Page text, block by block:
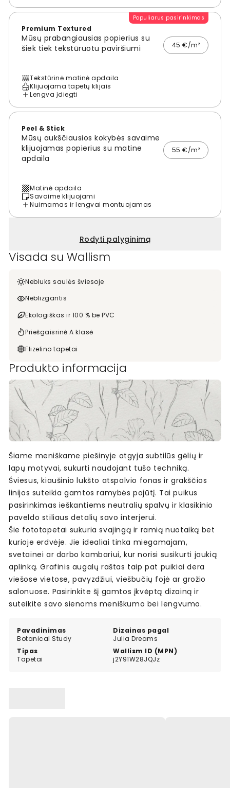
Populiarus pasirinkimas
Premium Textured
Mūsų prabangiausias popierius su
šiek tiek tekstūruotu paviršiumi
45 €/m²
Tekstūrinė matinė apdaila
Klijuojama tapetų klijais
Lengva įdiegti
Peel & Stick
Mūsų aukščiausios kokybės savaime
klijuojamas popierius su matine
apdaila
55 €/m²
Matinė apdaila
Savaime klijuojami
Nuimamas ir lengvai montuojamas
Rodyti palyginimą
Visada su Wallism
Nebluks saulės šviesoje
Neblizgantis
Ekologiškas ir 100 % be PVC
Priešgaisrinė A klasė
Flizelino tapetai
Produkto informacija
Pavadinimas
Botanical Study
Dizainas pagal
Julia Dreams
Tipas
Tapetai
Wallism ID (MPN)
j2Y91W28JQJz
Šiame meniškame piešinyje atgyja subtilūs gėlių ir
lapų motyvai, sukurti naudojant tušo techniką.
Šviesus, kiaušinio lukšto atspalvio fonas ir grakščios
linijos suteikia gamtos ramybės pojūtį. Tai puikus
pasirinkimas ieškantiems neutralių spalvų ir klasikinio
paveldo stiliaus detalių savo interjerui.
Šie fototapetai sukuria svajingą ir ramią nuotaiką bet
kurioje erdvėje. Jie idealiai tinka miegamajam,
svetainei ar darbo kambariui, kur norisi susikurti jaukią
aplinką. Grafinis augalų raštas taip pat puikiai dera
viešose vietose, pavyzdžiui, viešbučių fojė ar grožio
salonuose. Pasirinkite šį gamtos įkvėptą dizainą ir
suteikite savo sienoms meniškumo bei lengvumo.